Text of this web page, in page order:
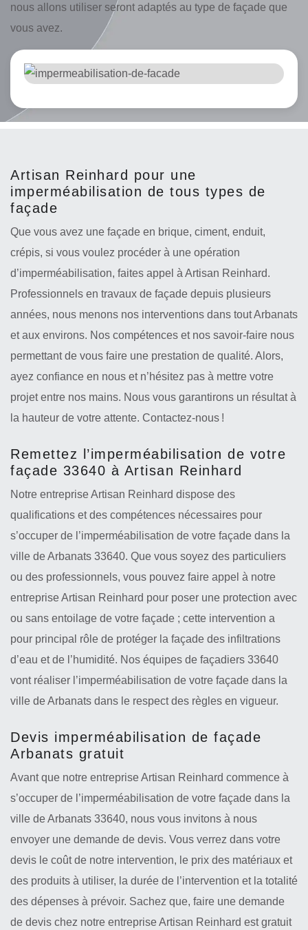
nous allons utiliser seront adaptés au type de façade que
vous avez.
Artisan Reinhard pour une
imperméabilisation de tous types de
façade
Que vous avez une façade en brique, ciment, enduit,
crépis, si vous voulez procéder à une opération
d’imperméabilisation, faites appel à Artisan Reinhard.
Professionnels en travaux de façade depuis plusieurs
années, nous menons nos interventions dans tout Arbanats
et aux environs. Nos compétences et nos savoir-faire nous
permettant de vous faire une prestation de qualité. Alors,
ayez confiance en nous et n’hésitez pas à mettre votre
projet entre nos mains. Nous vous garantirons un résultat à
la hauteur de votre attente. Contactez-nous !
Remettez l’imperméabilisation de votre
façade 33640 à Artisan Reinhard
Notre entreprise Artisan Reinhard dispose des
qualifications et des compétences nécessaires pour
s’occuper de l’imperméabilisation de votre façade dans la
ville de Arbanats 33640. Que vous soyez des particuliers
ou des professionnels, vous pouvez faire appel à notre
entreprise Artisan Reinhard pour poser une protection avec
ou sans entoilage de votre façade ; cette intervention a
pour principal rôle de protéger la façade des infiltrations
d’eau et de l’humidité. Nos équipes de façadiers 33640
vont réaliser l’imperméabilisation de votre façade dans la
ville de Arbanats dans le respect des règles en vigueur.
Devis imperméabilisation de façade
Arbanats gratuit
Avant que notre entreprise Artisan Reinhard commence à
s’occuper de l’imperméabilisation de votre façade dans la
ville de Arbanats 33640, nous vous invitons à nous
envoyer une demande de devis. Vous verrez dans votre
devis le coût de notre intervention, le prix des matériaux et
des produits à utiliser, la durée de l’intervention et la totalité
des dépenses à prévoir. Sachez que, faire une demande
de devis chez notre entreprise Artisan Reinhard est gratuit